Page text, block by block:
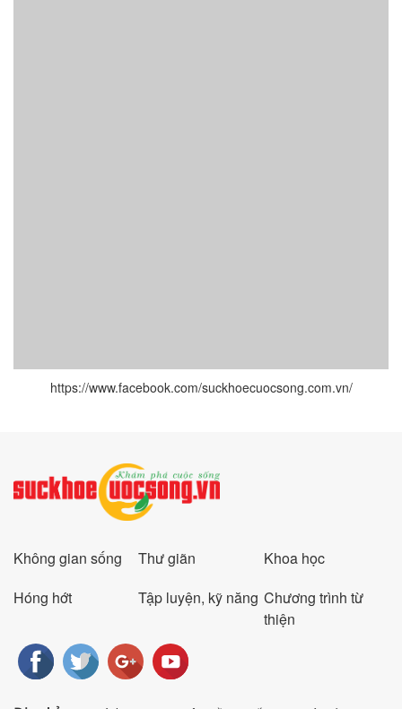
https://www.facebook.com/suckhoecuocsong.com.vn/
Không gian sống Thư giãn
Khoa học
Hóng hớt
Tập luyện, kỹ năng Chương trình từ
thiện